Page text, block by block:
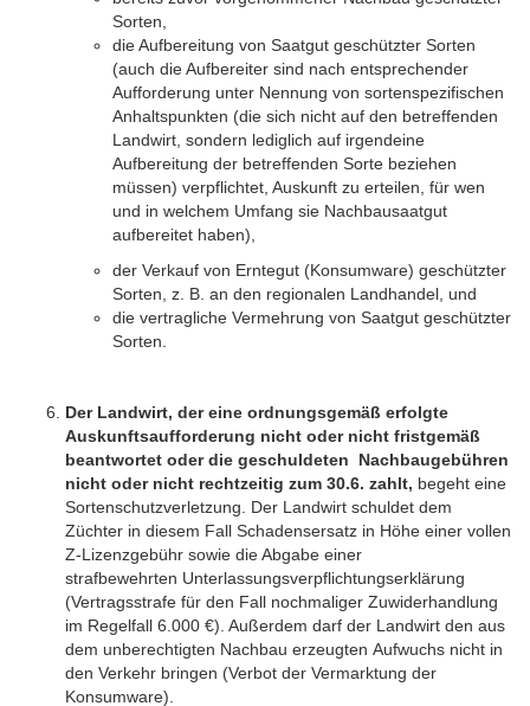
Sorten,
die Aufbereitung von Saatgut geschützter Sorten
(auch die Aufbereiter sind nach entsprechender
Aufforderung unter Nennung von sortenspezifischen
Anhaltspunkten (die sich nicht auf den betreffenden
Landwirt, sondern lediglich auf irgendeine
Aufbereitung der betreffenden Sorte beziehen
müssen) verpflichtet, Auskunft zu erteilen, für wen
und in welchem Umfang sie Nachbausaatgut
aufbereitet haben),
der Verkauf von Erntegut (Konsumware) geschützter
Sorten, z. B. an den regionalen Landhandel, und
die vertragliche Vermehrung von Saatgut geschützter
Sorten.
Der Landwirt, der eine ordnungsgemäß erfolgte
Auskunftsaufforderung nicht oder nicht fristgemäß
beantwortet oder die geschuldeten Nachbaugebühren
nicht oder nicht rechtzeitig zum 30.6. zahlt, begeht eine
Sortenschutzverletzung. Der Landwirt schuldet dem
Züchter in diesem Fall Schadensersatz in Höhe einer vollen
Z-Lizenzgebühr sowie die Abgabe einer
strafbewehrten Unterlassungsverpflichtungserklärung
(Vertragsstrafe für den Fall nochmaliger Zuwiderhandlung
im Regelfall 6.000 €). Außerdem darf der Landwirt den aus
dem unberechtigten Nachbau erzeugten Aufwuchs nicht in
den Verkehr bringen (Verbot der Vermarktung der
Konsumware).